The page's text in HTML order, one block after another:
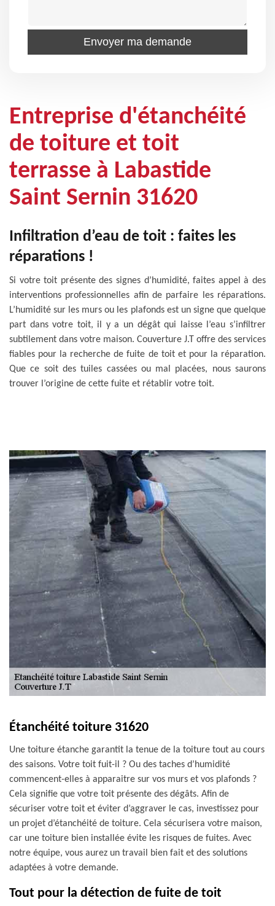
Entreprise d'étanchéité
de toiture et toit
terrasse à Labastide
Saint Sernin 31620
Infiltration d’eau de toit : faites les
réparations !
Si votre toit présente des signes d’humidité, faites appel à des
interventions professionnelles afin de parfaire les réparations.
L’humidité sur les murs ou les plafonds est un signe que quelque
part dans votre toit, il y a un dégât qui laisse l’eau s’infiltrer
subtilement dans votre maison. Couverture J.T offre des services
fiables pour la recherche de fuite de toit et pour la réparation.
Que ce soit des tuiles cassées ou mal placées, nous saurons
trouver l’origine de cette fuite et rétablir votre toit.
Étanchéité toiture 31620
Une toiture étanche garantit la tenue de la toiture tout au cours
des saisons. Votre toit fuit-il ? Ou des taches d’humidité
commencent-elles à apparaitre sur vos murs et vos plafonds ?
Cela signifie que votre toit présente des dégâts. Afin de
sécuriser votre toit et éviter d’aggraver le cas, investissez pour
un projet d’étanchéité de toiture. Cela sécurisera votre maison,
car une toiture bien installée évite les risques de fuites. Avec
notre équipe, vous aurez un travail bien fait et des solutions
adaptées à votre demande.
Tout pour la détection de fuite de toit